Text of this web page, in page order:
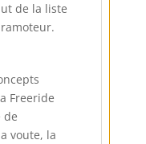
de la liste
Freeride
de
voute, la